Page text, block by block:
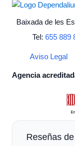
Baixada de les
Tel: 655 889
Aviso Legal
Agencia
Reseñas